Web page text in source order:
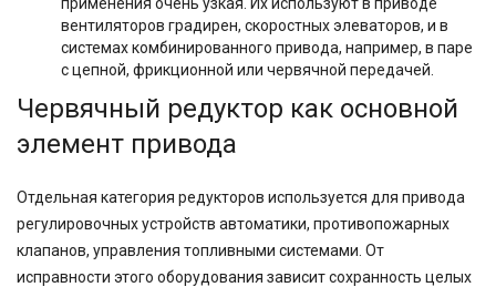
вентиляторов градирен, скоростных элеваторов, и в
системах комбинированного привода, например, в паре
с цепной, фрикционной или червячной передачей.
Червячный редуктор как основной
элемент привода
Отдельная категория редукторов используется для привода
регулировочных устройств автоматики, противопожарных
клапанов, управления топливными системами. От
исправности этого оборудования зависит сохранность целых